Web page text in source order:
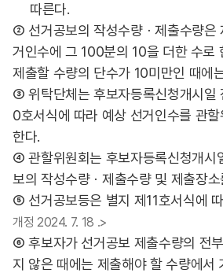
따른다.
② 선거공보의 작성수량ㆍ제출수량은
거인수에 그 100분의 10을 더한 수로
제출할 수량의 단수가 10미만인 때에
③ 위탁단체는 후보자등록신청개시일
0호서식에 따라 예상 선거인수를 관
한다.
④ 관할위원회는 후보자등록신청개시
보의 작성수량ㆍ제출수량 및 제출장
⑤ 선거공보등은 별지 제11호서식에
개정 2024. 7. 18 .>
⑥ 후보자가 선거공보 제출수량의 전
지 않은 때에는 제출해야 할 수량에서